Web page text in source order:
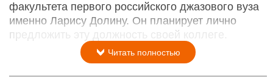
факультета первого российского джазового вуза
именно Ларису Долину. Он планирует лично
предложить эту должность своей коллеге.
Читать полностью